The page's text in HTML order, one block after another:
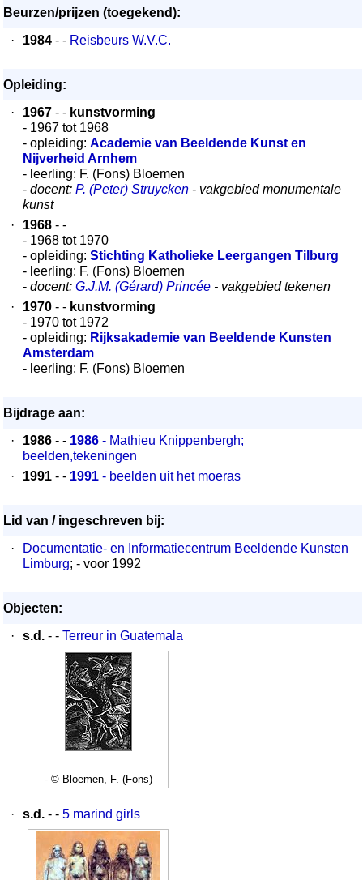
Beurzen/prijzen (toegekend):
·
1984 - - Reisbeurs W.V.C.
Opleiding:
·
1967 - - kunstvorming
- 1967 tot 1968
- opleiding: Academie van Beeldende Kunst en
Nijverheid Arnhem
- leerling: F. (Fons) Bloemen
- docent: P. (Peter) Struycken - vakgebied monumentale
kunst
·
1968 - -
- 1968 tot 1970
- opleiding: Stichting Katholieke Leergangen Tilburg
- leerling: F. (Fons) Bloemen
- docent: G.J.M. (Gérard) Princée - vakgebied tekenen
·
1970 - - kunstvorming
- 1970 tot 1972
- opleiding: Rijksakademie van Beeldende Kunsten
Amsterdam
- leerling: F. (Fons) Bloemen
Bijdrage aan:
·
1986 - - 1986 - Mathieu Knippenbergh;
beelden,tekeningen
·
1991 - - 1991 - beelden uit het moeras
Lid van / ingeschreven bij:
·
Documentatie- en Informatiecentrum Beeldende Kunsten
Limburg; - voor 1992
Objecten:
·
s.d. - - Terreur in Guatemala
- © Bloemen, F. (Fons)
· s.d. - - 5 marind girls